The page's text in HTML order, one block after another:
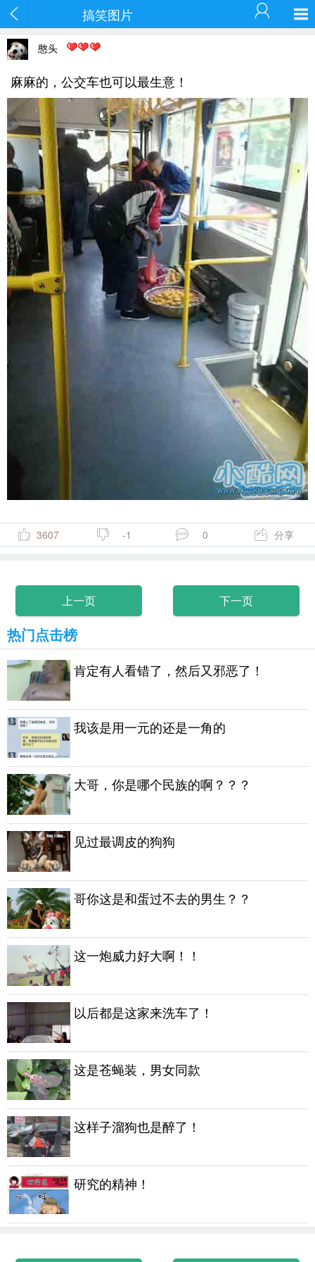
搞笑图片
憨头
麻麻的，公交车也可以最生意！
3607 -1 0 分享
上一页 下一页
热门点击榜
肯定有人看错了，然后又邪恶了！
我该是用一元的还是一角的
大哥，你是哪个民族的啊？？？
见过最调皮的狗狗
哥你这是和蛋过不去的男生？？
这一炮威力好大啊！！
以后都是这家来洗车了！
这是苍蝇装，男女同款
这样子溜狗也是醉了！
研究的精神！